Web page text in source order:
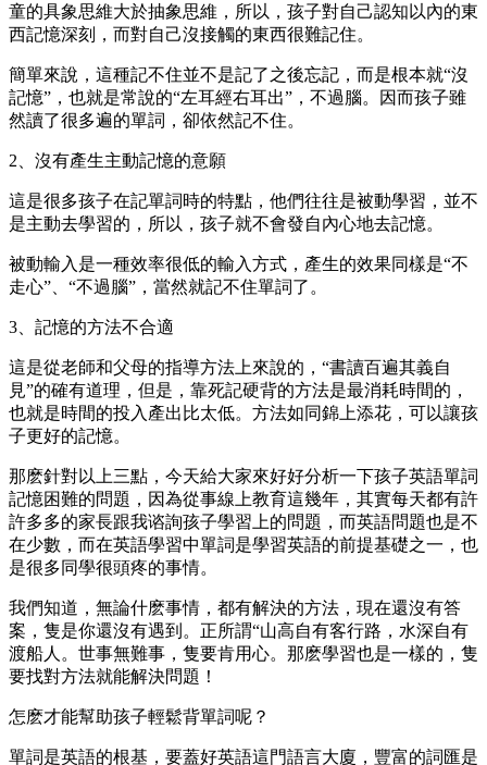
童的具象思維大於抽象思維，所以，孩子對自己認知以內的東
西記憶深刻，而對自己沒接觸的東西很難記住。
簡單來說，這種記不住並不是記了之後忘記，而是根本就“沒
記憶”，也就是常說的“左耳經右耳出”，不過腦。因而孩子雖
然讀了很多遍的單詞，卻依然記不住。
2、沒有產生主動記憶的意願
這是很多孩子在記單詞時的特點，他們往往是被動學習，並不
是主動去學習的，所以，孩子就不會發自內心地去記憶。
被動輸入是一種效率很低的輸入方式，產生的效果同樣是“不
走心”、“不過腦”，當然就記不住單詞了。
3、記憶的方法不合適
這是從老師和父母的指導方法上來說的，“書讀百遍其義自
見”的確有道理，但是，靠死記硬背的方法是最消耗時間的，
也就是時間的投入產出比太低。方法如同錦上添花，可以讓孩
子更好的記憶。
那麽針對以上三點，今天給大家來好好分析一下孩子英語單詞
記憶困難的問題，因為從事線上教育這幾年，其實每天都有許
許多多的家長跟我谘詢孩子學習上的問題，而英語問題也是不
在少數，而在英語學習中單詞是學習英語的前提基礎之一，也
是很多同學很頭疼的事情。
我們知道，無論什麽事情，都有解決的方法，現在還沒有答
案，隻是你還沒有遇到。正所謂“山高自有客行路，水深自有
渡船人。世事無難事，隻要肯用心。那麽學習也是一樣的，隻
要找對方法就能解決問題！
怎麽才能幫助孩子輕鬆背單詞呢？
單詞是英語的根基，要蓋好英語這門語言大廈，豐富的詞匯是